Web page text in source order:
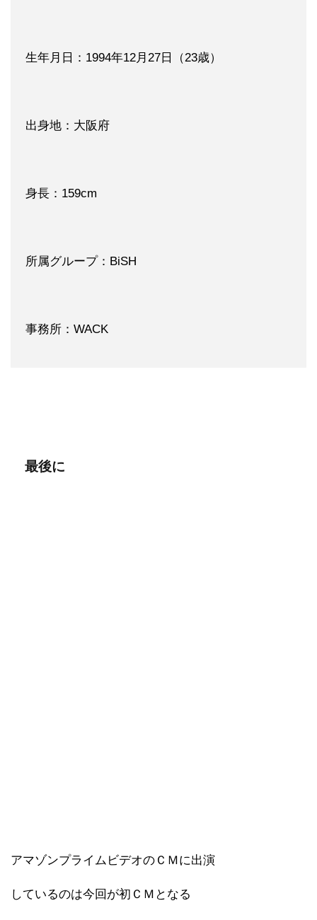
生年月日：1994年12月27日（23歳）
出身地：大阪府
身長：159cm
所属グループ：BiSH
事務所：WACK
最後に
アマゾンプライムビデオのＣＭに出演
しているのは今回が初ＣＭとなる